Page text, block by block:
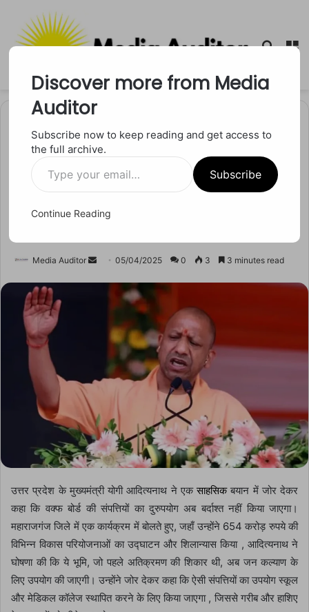
Search
उत्तर प्रदेश
माफिया राज खत्म, मेडिकल
Media Auditor
Send05/04/2025 0 3 3 minutes read
उत्तर प्रदेश के मुख्यमंत्री योगी आदित्यनाथ ने एकसाहसिकबयान में जोर देकर
कहा कि वक्फ बोर्ड की संपत्तियों का दुरुपयोग अब बर्दाश्त नहीं किया जाएगा।
महाराजगंज जिले में एक कार्यक्रम में बोलते हुए, जहाँ उन्होंने 654 करोड़ रुपये की
विभिन्न विकास परियोजनाओं का उद्घाटन और शिलान्यास किया , आदित्यनाथ ने
घोषणा की कि ये भूमि, जो पहले अतिक्रमण की शिकार थी, अब जन कल्याण के
लिए उपयोग की जाएगी। उन्होंने जोर देकर कहा कि ऐसी संपत्तियों का उपयोग स्कूल
और मेडिकल कॉलेज स्थापित करने के लिए किया जाएगा , जिससे गरीब और हाशिए
Discover more from Media
Auditor
Subscribe now to keep reading and get access to
the full archive.
Type
your
email…
Subscribe
Continue Reading